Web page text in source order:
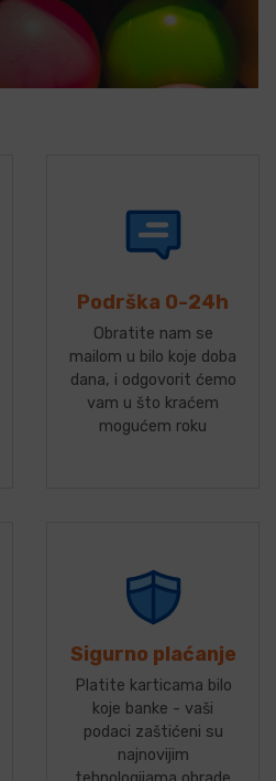
Podrška 0-24h
Obratite nam se
mailom u bilo koje doba
dana, i odgovorit ćemo
vam u što kraćem
mogućem roku
Sigurno plaćanje
Platite karticama bilo
koje banke - vaši
podaci zaštićeni su
najnovijim